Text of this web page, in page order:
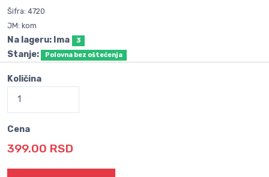
Šifra: 4720
JM: kom
Na lageru: Ima 3
Stanje: Polovna bez oštećenja
Količina
Cena
399.00 RSD